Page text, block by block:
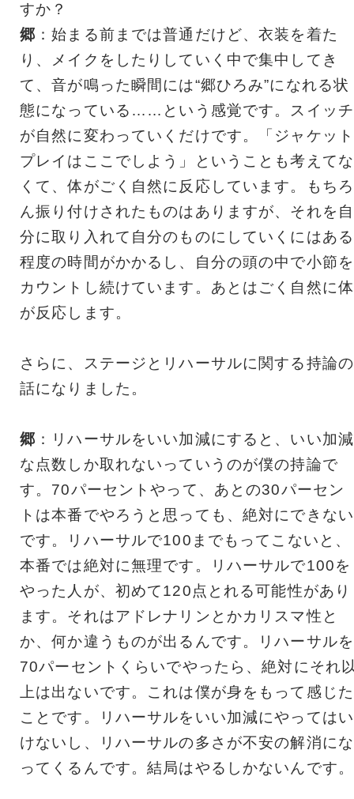
すか？
郷 ：始まる前までは普通だけど、衣装を着た
り、メイクをしたりしていく中で集中してき
て、音が鳴った瞬間には“郷ひろみ”になれる状
態になっている……という感覚です。スイッチ
が自然に変わっていくだけです。「ジャケット
プレイはここでしよう」ということも考えてな
くて、体がごく自然に反応しています。もちろ
ん振り付けされたものはありますが、それを自
分に取り入れて自分のものにしていくにはある
程度の時間がかかるし、自分の頭の中で小節を
カウントし続けています。あとはごく自然に体
が反応します。
さらに、ステージとリハーサルに関する持論の
話になりました。
郷 ：リハーサルをいい加減にすると、いい加減
な点数しか取れないっていうのが僕の持論で
す。70パーセントやって、あとの30パーセン
トは本番でやろうと思っても、絶対にできない
です。リハーサルで100までもってこないと、
本番では絶対に無理です。リハーサルで100を
やった人が、初めて120点とれる可能性があり
ます。それはアドレナリンとかカリスマ性と
か、何か違うものが出るんです。リハーサルを
70パーセントくらいでやったら、絶対にそれ
上は出ないです。これは僕が身をもって感じた
ことです。リハーサルをいい加減にやってはい
けないし、リハーサルの多さが不安の解消にな
ってくるんです。結局はやるしかないんです。